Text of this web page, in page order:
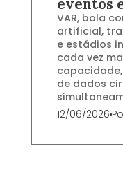
eventos
VAR, bola
artificial,
e estádios
cada vez
de dados
12/06/2026